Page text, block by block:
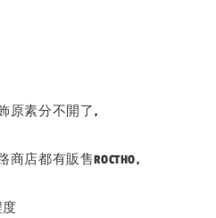
原素分不開了,
店都有販售ROCTHO,
度